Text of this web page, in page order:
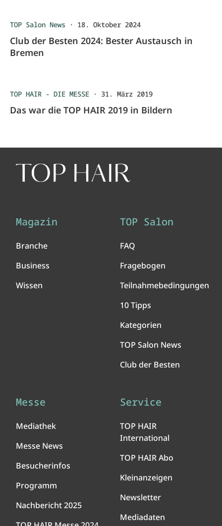
TOP Salon News · 18. Oktober 2024
Club der Besten 2024: Bester Austausch in
Bremen
TOP HAIR - DIE MESSE · 31. März 2019
Das war die TOP HAIR 2019 in Bildern
Magazin
Branche
Business
Wissen
TOP Salon
FAQ
Fragebogen
Teilnahmebedingungen
10 Tipps
Kategorien
TOP Salon News
Club der Besten
Messe
Mediathek
Messe News
Besucherinfos
Programm
Nachbericht 2025
Service
TOP HAIR
International
TOP HAIR Abo
Kleinanzeigen
Newsletter
Mediadaten